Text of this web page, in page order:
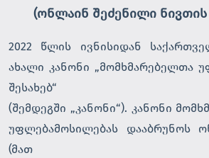
(ონლაინ შეძენილი
2022 წლის ივნისიდან
ახალი კანონი „მომხმარებელთა
შესახებ“
(შემდეგში „კანონი“). კანონი
უფლებამოსილებას დააბრუნოს
(მათ